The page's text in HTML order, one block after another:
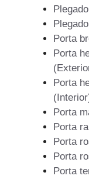
Porta
Porta
Porta
Porta
Porta
Porta
Porta
Porta